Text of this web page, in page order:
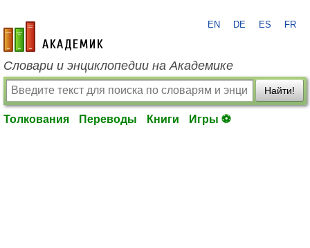
academic.ru
EN DE ES FR
Словари и энциклопедии на Академике
Найти!
Толкования Переводы Книги Игры ⚽